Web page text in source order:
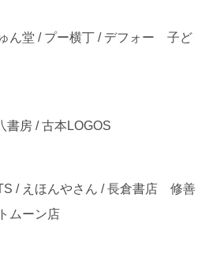
ん堂 / プー横丁 / デフォー 子ど
書房 / 古本LOGOS
/ えほんやさん / 長倉書店 修善
ムーン店